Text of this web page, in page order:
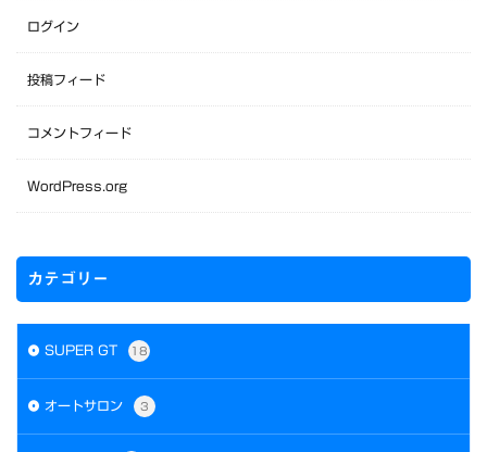
ログイン
投稿フィード
コメントフィード
WordPress.org
カテゴリー
SUPER GT 18
オートサロン 3